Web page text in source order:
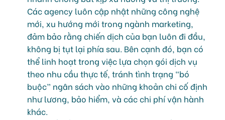
Các agency luôn cập nhật những công nghệ
mới, xu hướng mới trong ngành marketing,
đảm bảo rằng chiến dịch của bạn luôn đi đầu,
không bị tụt lại phía sau. Bên cạnh đó, bạn có
thể linh hoạt trong việc lựa chọn gói dịch vụ
theo nhu cầu thực tế, tránh tình trạng “bó
buộc” ngân sách vào những khoản chi cố định
như lương, bảo hiểm, và các chi phí vận hành
khác.